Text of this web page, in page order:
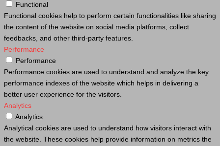
Functional
Functional cookies help to perform certain functionalities like sharing
the content of the website on social media platforms, collect
feedbacks, and other third-party features.
Performance
Performance
Performance cookies are used to understand and analyze the key
performance indexes of the website which helps in delivering a
better user experience for the visitors.
Analytics
Analytics
Analytical cookies are used to understand how visitors interact with
the website. These cookies help provide information on metrics the